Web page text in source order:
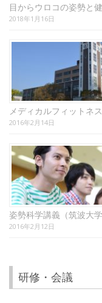
目からウロコの姿勢と
2018年1月16日
メディカルフィットネ
2016年2月14日
姿勢科学講義（筑波大学
2016年2月12日
研修・会議